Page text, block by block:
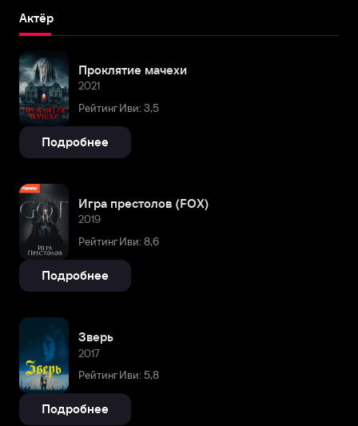
Актёр
Проклятие мачехи
2021
Рейтинг Иви: 3,5
Подробнее
Игра престолов (FOX)
2019
Рейтинг Иви: 8,6
Подробнее
Зверь
2017
Рейтинг Иви: 5,8
Подробнее